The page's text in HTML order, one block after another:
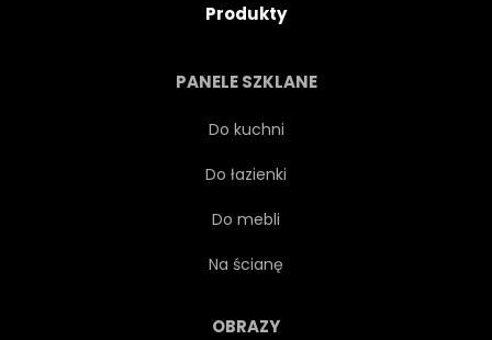
Produkty
PANELE SZKLANE
Do kuchni
Do łazienki
Do mebli
Na ścianę
OBRAZY